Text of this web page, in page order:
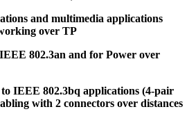
and multimedia applications
over TP
802.3an and for Power over
IEEE 802.3bq applications (4-pair
with 2 connectors over distances